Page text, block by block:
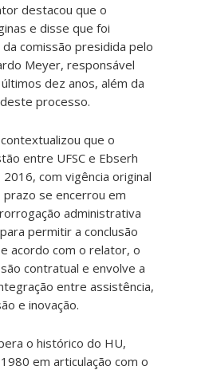
destacou que o
e disse que foi
comissão presidida pelo
Meyer, responsável
dez anos, além da
processo.
que o
entre UFSC e Ebserh
com vigência original
se encerrou em
administrativa
permitir a conclusão
acordo com o relator, o
contratual e envolve a
entre assistência,
e inovação.
o histórico do HU,
em articulação com o